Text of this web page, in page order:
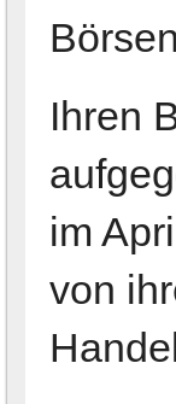
Ihren
im
von